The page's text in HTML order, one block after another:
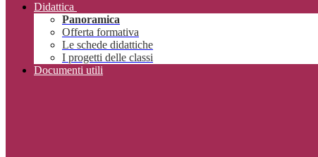
Didattica
Panoramica
Offerta formativa
Le schede didattiche
I progetti delle classi
Documenti utili